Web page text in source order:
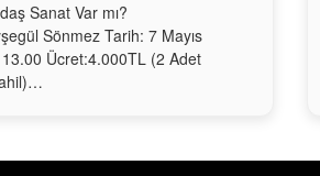
Sanat Var mı?
Sönmez Tarih: 7 Mayıs
Ücret:4.000TL (2 Adet